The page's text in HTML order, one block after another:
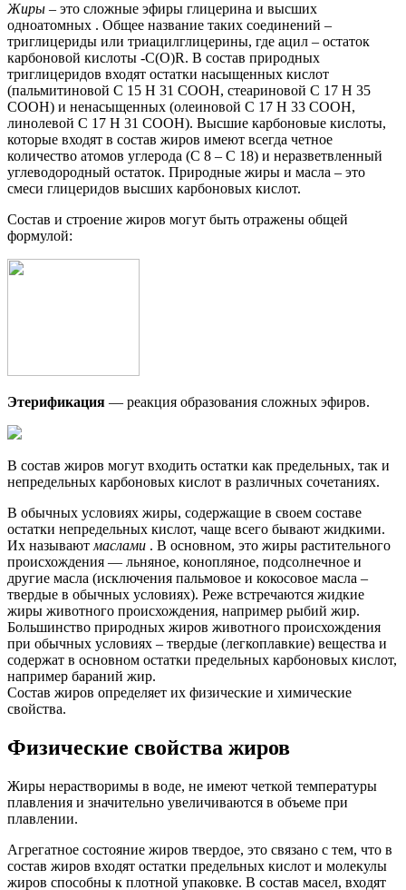
Жиры – это сложные эфиры глицерина и высших
одноатомных . Общее название таких соединений –
триглицериды или триацилглицерины, где ацил – остаток
карбоновой кислоты -C(O)R. В состав природных
триглицеридов входят остатки насыщенных кислот
(пальмитиновой C 15 H 31 COOH, стеариновой C 17 H 35
COOH) и ненасыщенных (олеиновой C 17 H 33 COOH,
линолевой C 17 H 31 COOH). Высшие карбоновые кислоты,
которые входят в состав жиров имеют всегда четное
количество атомов углерода (С 8 – С 18) и неразветвленный
углеводородный остаток. Природные жиры и масла – это
смеси глицеридов высших карбоновых кислот.
Состав и строение жиров могут быть отражены общей
формулой:
Этерификация — реакция образования сложных эфиров.
В состав жиров могут входить остатки как предельных, так и
непредельных карбоновых кислот в различных сочетаниях.
В обычных условиях жиры, содержащие в своем составе
остатки непредельных кислот, чаще всего бывают жидкими.
Их называют маслами . В основном, это жиры растительного
происхождения — льняное, конопляное, подсолнечное и
другие масла (исключения пальмовое и кокосовое масла –
твердые в обычных условиях). Реже встречаются жидкие
жиры животного происхождения, например рыбий жир.
Большинство природных жиров животного происхождения
при обычных условиях – твердые (легкоплавкие) вещества и
содержат в основном остатки предельных карбоновых кислот,
например бараний жир.
Состав жиров определяет их физические и химические
свойства.
Физические свойства жиров
Жиры нерастворимы в воде, не имеют четкой температуры
плавления и значительно увеличиваются в объеме при
плавлении.
Агрегатное состояние жиров твердое, это связано с тем, что в
состав жиров входят остатки предельных кислот и молекулы
жиров способны к плотной упаковке. В состав масел, входят